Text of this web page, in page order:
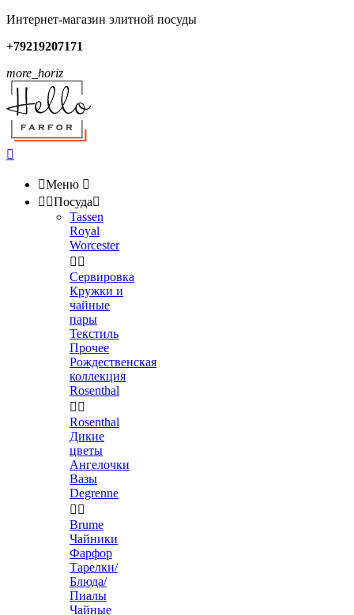
Интернет-магазин элитной посуды
+79219207171
more_horiz

Меню 
 Посуда
Tassen
Royal
Worcester
 
Сервировка
Кружки и
чайные
пары
Текстиль
Прочее
Рождественская
коллекция
Rosenthal
 
Rosenthal
Дикие
цветы
Ангелочки
Вазы
Degrenne
 
Brume
Чайники
Фарфор
Тарелки/
Блюда/
Пиалы
Чайные